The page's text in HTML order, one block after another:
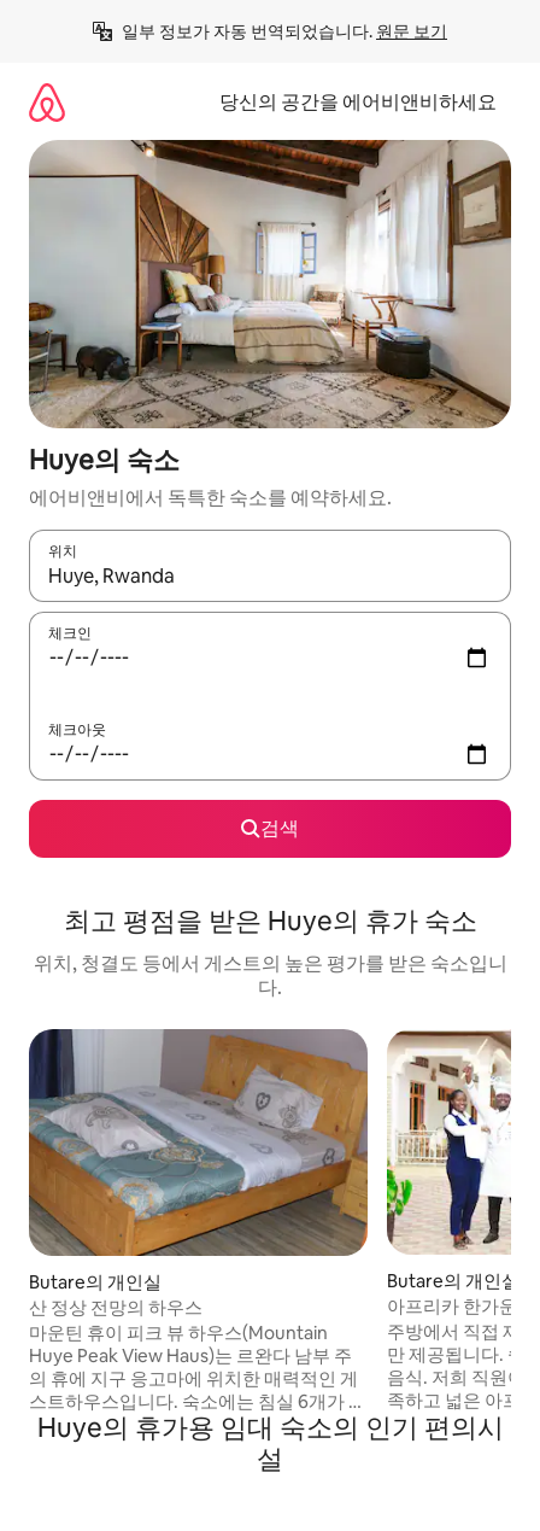
일부 정보가 자동 번역되었습니다. 원문 보기
당신의 공간을 에어비앤비하세요
Huye의 숙소
에어비앤비에서 독특한 숙소를 예약하세요.
위치
결과가 나오면 위·아래 화살표 키를 사용하거나 터치 또는 스와이
체크인
체크아웃
검색
최고 평점을 받은 Huye의 휴가 숙소
위치, 청결도 등에서 게스트의 높은 평가를 받은 숙소입니
다.
Butare의 개인실
산 정상 전망의 하우스
마운틴 휴이 피크 뷰 하우스(Mountain
Huye Peak View Haus)는 르완다 남부 주
의 휴에 지구 응고마에 위치한 매력적인 게
스트하우스입니다. 숙소에는 침실 6개가 있
으며, 각 침실에는 전용 욕실과 화장실이 있
습니다. 또한 침실 3개(각각 욕실과 화장실
이 있음), TV가 있는 거실, 식탁이 있는 식사
Butare의 개인실
아프리카 한가운
주방에서 직접 재
만 제공됩니다. 쉽
음식. 저희 직원이
족하고 넓은 아프
다. 객실에는 스마
릭스가 완벽하게
Huye의 휴가용 임대 숙소의 인기 편의시
설